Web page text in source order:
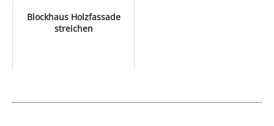
Blockhaus Holzfassade
streichen